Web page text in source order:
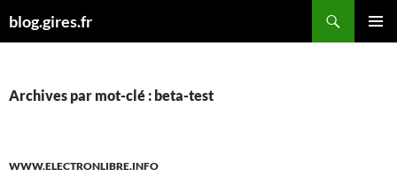
aublog.gires.fr
Archives par mot-clé : beta-test
WWW.ELECTRONLIBRE.INFO